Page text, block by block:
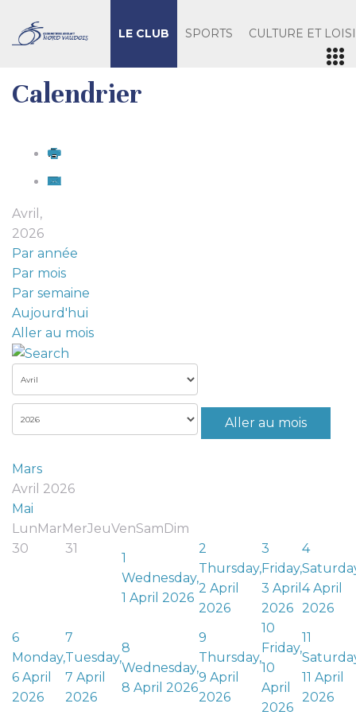
LE CLUB SPORTS CULTURE ET
Calendrier
Avril,
2026
Par année
Par mois
Par semaine
Aujourd'hui
Aller au mois
Aller au mois
Mars
Avril 2026
Mai
Lun Mar MerJeuVenSam Dim
30
31
1
Wednesday,
1 April 2026
2
Thursday,
2 April
2026
3
Friday,
3 April
2026
4
4 April
2026
6
Monday,
6 April
2026
7
Tuesday,
7 April
2026
8
Wednesday,
8 April 2026
9
Thursday,
9 April
2026
10
Friday,
10
April
2026
11
11 April
2026